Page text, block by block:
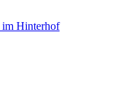
im Hinterhof